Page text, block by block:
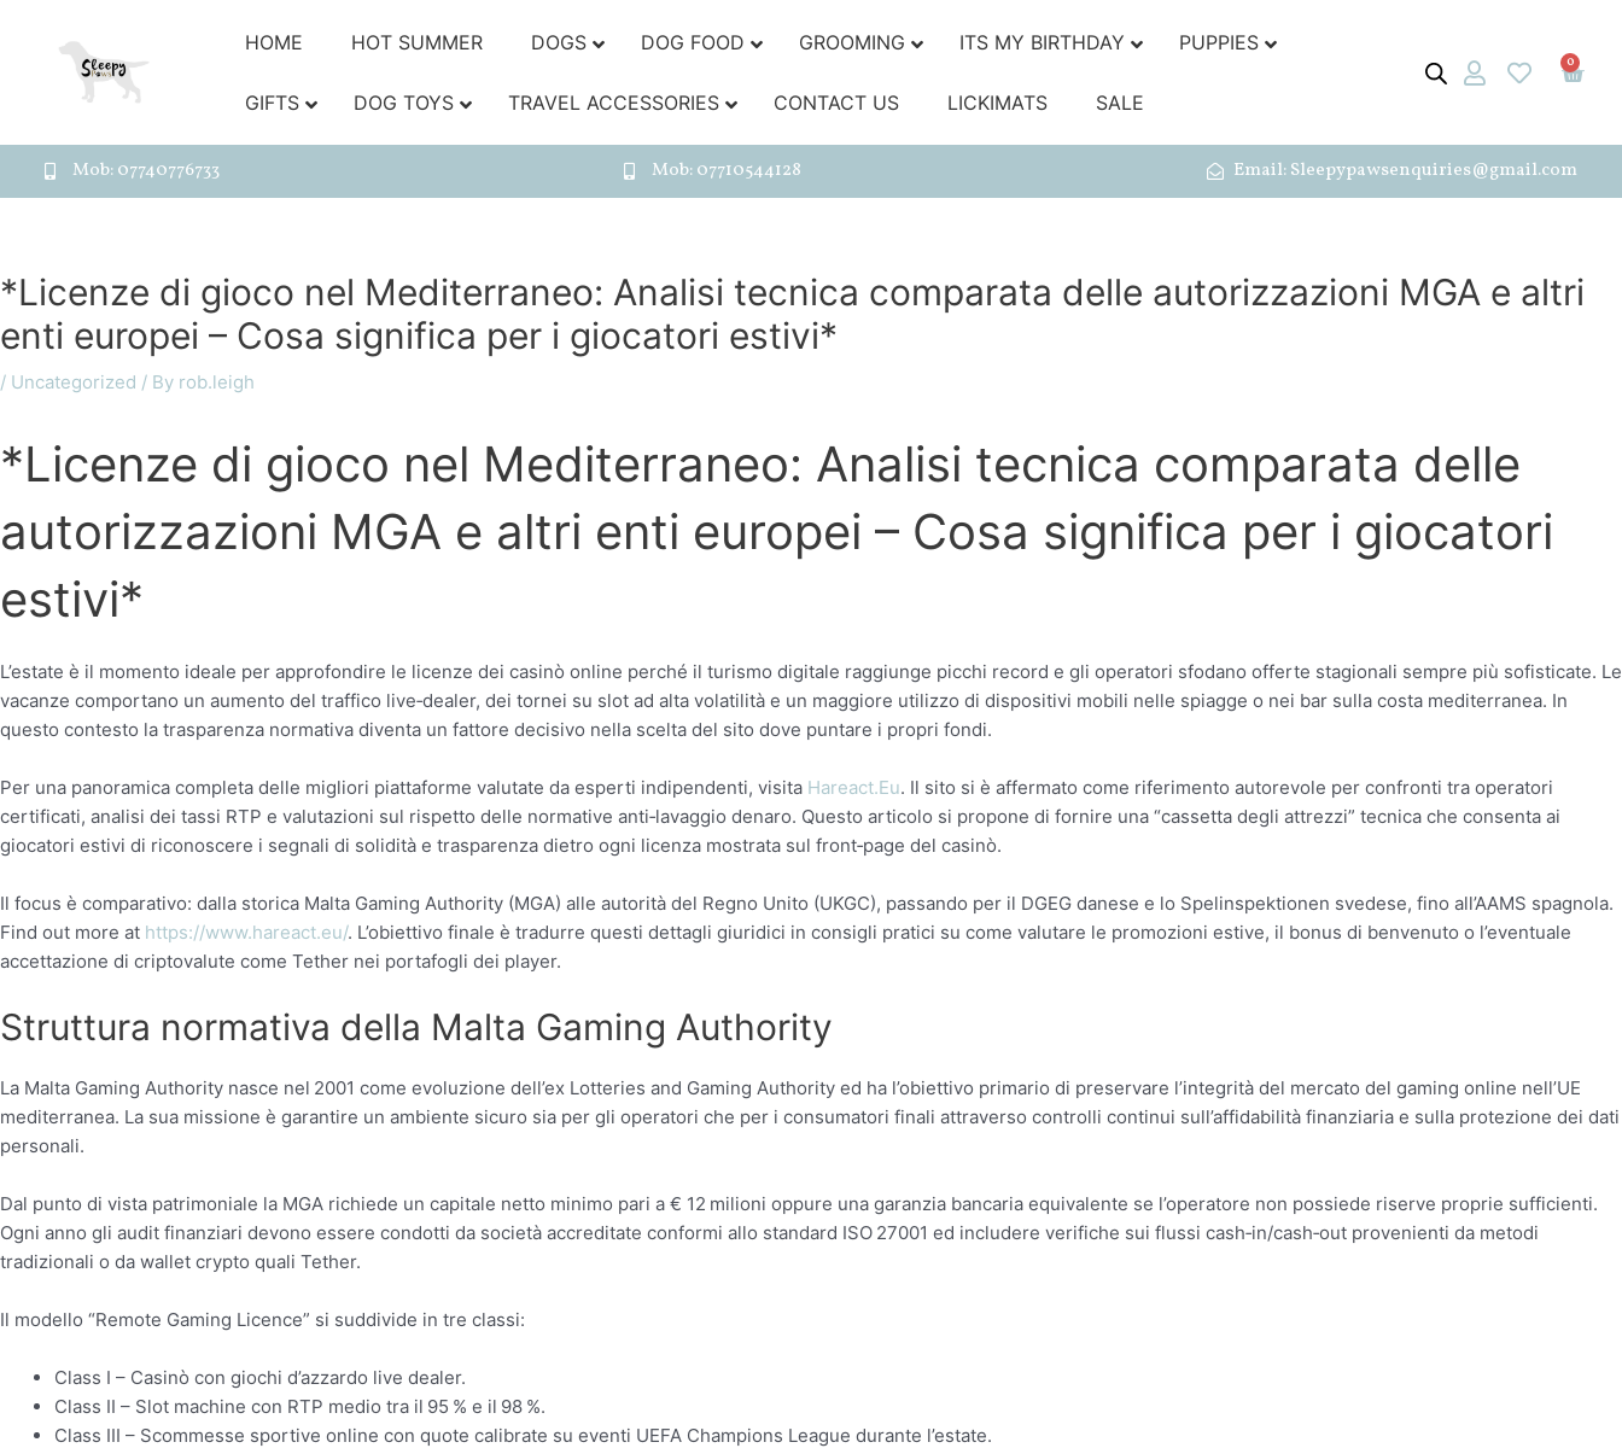
HOME HOT SUMMER DOGS DOG FOOD GROOMING ITS MY BIRTHDAY PUPPIES
GIFTS DOG TOYS TRAVEL ACCESSORIES CONTACT US LICKIMATS SALE
0
Mob: 07740776733 Mob: 07710544128 Email: Sleepypawsenquiries@gmail.com
*Licenze di gioco nel Mediterraneo: Analisi tecnica comparata delle autorizzazioni MGA e altri
enti europei – Cosa significa per i giocatori estivi*
/ Uncategorized / By rob.leigh
*Licenze di gioco nel Mediterraneo: Analisi tecnica comparata delle
autorizzazioni MGA e altri enti europei – Cosa significa per i giocatori
estivi*
L’estate è il momento ideale per approfondire le licenze dei casinò online perché il turismo digitale raggiunge picchi record e gli operatori sfodano offerte stagionali sempre più sofisticate. Le
vacanze comportano un aumento del traffico live‑dealer, dei tornei su slot ad alta volatilità e un maggiore utilizzo di dispositivi mobili nelle spiagge o nei bar sulla costa mediterranea. In
questo contesto la trasparenza normativa diventa un fattore decisivo nella scelta del sito dove puntare i propri fondi.
Per una panoramica completa delle migliori piattaforme valutate da esperti indipendenti, visita Hareact.Eu. Il sito si è affermato come riferimento autorevole per confronti tra operatori
certificati, analisi dei tassi RTP e valutazioni sul rispetto delle normative anti‑lavaggio denaro. Questo articolo si propone di fornire una “cassetta degli attrezzi” tecnica che consenta ai
giocatori estivi di riconoscere i segnali di solidità e trasparenza dietro ogni licenza mostrata sul front‑page del casinò.
Il focus è comparativo: dalla storica Malta Gaming Authority (MGA) alle autorità del Regno Unito (UKGC), passando per il DGEG danese e lo Spelinspektionen svedese, fino all’AAMS spagnola.
Find out more at https://www.hareact.eu/. L’obiettivo finale è tradurre questi dettagli giuridici in consigli pratici su come valutare le promozioni estive, il bonus di benvenuto o l’eventuale
accettazione di criptovalute come Tether nei portafogli dei player.
Struttura normativa della Malta Gaming Authority
La Malta Gaming Authority nasce nel 2001 come evoluzione dell’ex Lotteries and Gaming Authority ed ha l’obiettivo primario di preservare l’integrità del mercato del gaming online nell’UE
mediterranea. La sua missione è garantire un ambiente sicuro sia per gli operatori che per i consumatori finali attraverso controlli continui sull’affidabilità finanziaria e sulla protezione dei dati
personali.
Dal punto di vista patrimoniale la MGA richiede un capitale netto minimo pari a € 12 milioni oppure una garanzia bancaria equivalente se l’operatore non possiede riserve proprie sufficienti.
Ogni anno gli audit finanziari devono essere condotti da società accreditate conformi allo standard ISO 27001 ed includere verifiche sui flussi cash‑in/cash‑out provenienti da metodi
tradizionali o da wallet crypto quali Tether.
Il modello “Remote Gaming Licence” si suddivide in tre classi:
Class I – Casinò con giochi d’azzardo live dealer.
Class II – Slot machine con RTP medio tra il 95 % e il 98 %.
Class III – Scommesse sportive online con quote calibrate su eventi UEFA Champions League durante l’estate.